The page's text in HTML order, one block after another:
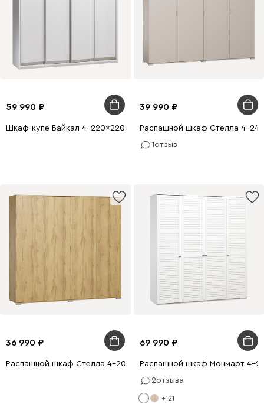
59 990
Шкаф-купе Байкал 4-220x220 Белый
39 990
Распашной шкаф Стелла 4-
1отзыв
36 990
Распашной шкаф Стелла 4-200x210 Дуб Золотистый
69 990
Распашной шкаф Монмарт 4-
2отзыва
+121